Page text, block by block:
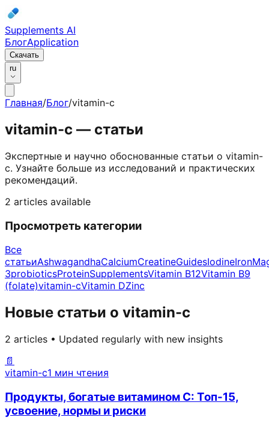
Supplements AI
БлогApplication
Скачать
ru
Главная/Блог/vitamin-c
vitamin-c — статьи
Экспертные и научно обоснованные статьи о vitamin-
c. Узнайте больше из исследований и практических
рекомендаций.
2 articles available
Просмотреть категории
Все
статьиAshwagandhaCalciumCreatineGuidesIodineIron
3probioticsProteinSupplementsVitamin B12Vitamin B9
(folate)vitamin-cVitamin DZinc
Новые статьи о vitamin-c
2 articles • Updated regularly with new insights
📄
vitamin-c1 мин чтения
Продукты, богатые витамином C: Топ-15,
усвоение, нормы и риски